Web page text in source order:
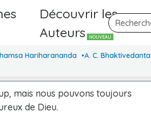
Découvrir les
AuteursNOUVEAU
Hariharananda
A. C. Bhaktivedanta
mais nous pouvons toujours
de Dieu.